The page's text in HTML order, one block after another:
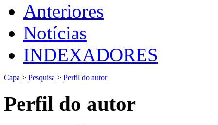
Anteriores
Notícias
INDEXADORES
Capa > Pesquisa > Perfil do autor
Perfil do autor